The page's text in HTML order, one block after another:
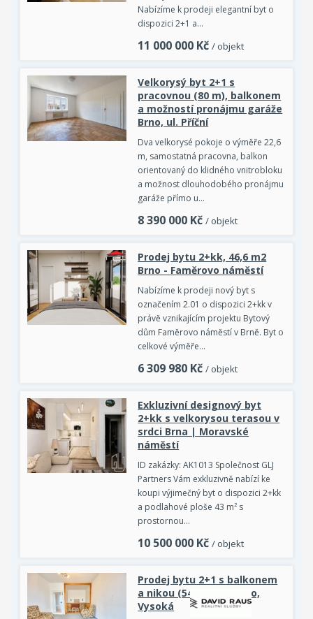
Nabízíme k prodeji elegantní byt o
dispozici 2+1 a…
11 000 000 Kč / objekt
Velkorysý byt 2+1 s
pracovnou (80 m), balkonem
a možností pronájmu garáže
Brno, ul. Příční
Dva velkorysé pokoje o výměře 22,6
m, samostatná pracovna, balkon
orientovaný do klidného vnitrobloku
a možnost dlouhodobého pronájmu
garáže přímo u…
8 390 000 Kč / objekt
Prodej bytu 2+kk, 46,6 m2
Brno - Faměrovo náměstí
Nabízíme k prodeji nový byt s
označením 2.01 o dispozici 2+kk v
právě vznikajícím projektu Bytový
dům Faměrovo náměstí v Brně. Byt o
celkové výměře…
6 309 980 Kč / objekt
Exkluzivní designový byt
2+kk s velkorysou terasou v
srdci Brna | Moravské
náměstí
ID zakázky: AK1013 Společnost GLJ
Partners Vám exkluzivně nabízí ke
koupi výjimečný byt o dispozici 2+kk
a podlahové ploše 43 m² s
prostornou…
10 500 000 Kč / objekt
Prodej bytu 2+1 s balkonem
a nikou (54,65 m2), Brno,
Vysoká